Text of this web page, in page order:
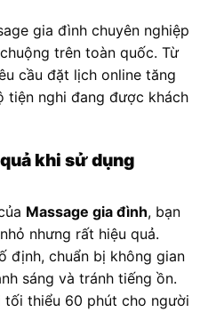
gia đình chuyên nghiệp
trên toàn quốc. Từ
cầu đặt lịch online tăng
tiện nghi đang được khách
khi sử dụng
Massage gia đình, bạn
nhưng rất hiệu quả.
định, chuẩn bị không gian
sáng và tránh tiếng ồn.
tối thiểu 60 phút cho người